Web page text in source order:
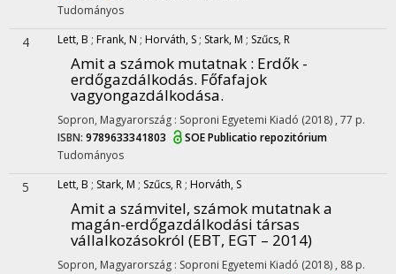
Tudományos
4 Lett, B ; Frank, N ; Horváth, S ; Stark, M ; Szűcs, R
Amit a számok mutatnak : Erdők -
erdőgazdálkodás. Főfafajok
vagyongazdálkodása.
Sopron, Magyarország : Soproni Egyetemi Kiadó (2018) , 77 p.
ISBN: 9789633341803
SOE Publicatio repozitórium
Tudományos
5 Lett, B ; Stark, M ; Szűcs, R ; Horváth, S
Amit a számvitel, számok mutatnak a
magán-erdőgazdálkodási társas
vállalkozásokról (EBT, EGT – 2014)
Sopron, Magyarország : Soproni Egyetemi Kiadó (2018) , 88 p.